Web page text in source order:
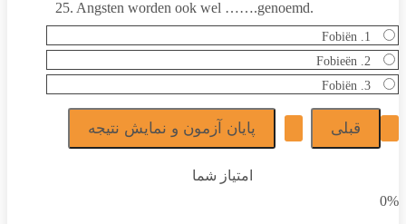
25. Angsten worden ook wel …….genoemd.
1. Fobiën
2. Fobieën
3. Fobiën
امتیاز شما
0%